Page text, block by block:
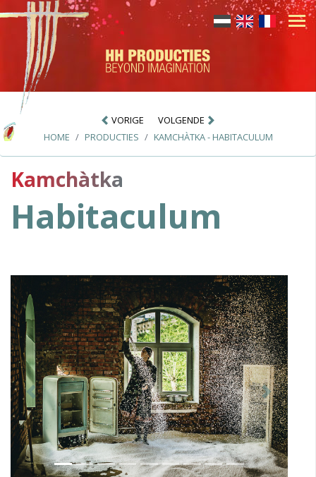
VORIGE
VOLGENDE
HOME
PRODUCTIES KAMCHÀTKA - HABITACULUM
Kamchàtka
Habitaculum
Previous Next